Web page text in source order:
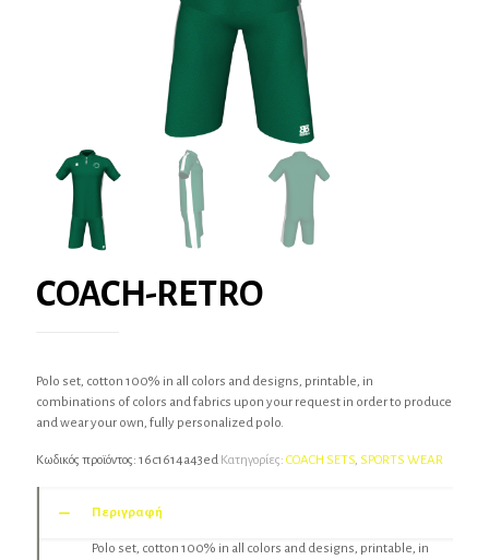
COACH-RETRO
Polo set, cotton 100% in all colors and designs, printable, in
combinations of colors and fabrics upon your request in order to produce
and wear your own, fully personalized polo.
Κωδικός προϊόντος: 16c1614a43ed Κατηγορίες: COACH SETS, SPORTS WEAR
Περιγραφή
Polo set, cotton 100% in all colors and designs, printable, in